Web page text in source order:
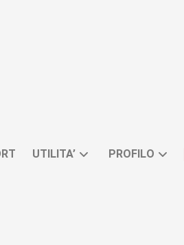
UTILITA’ PROFILO